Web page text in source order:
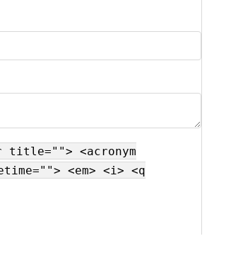
<acronym
<em> <i> <q